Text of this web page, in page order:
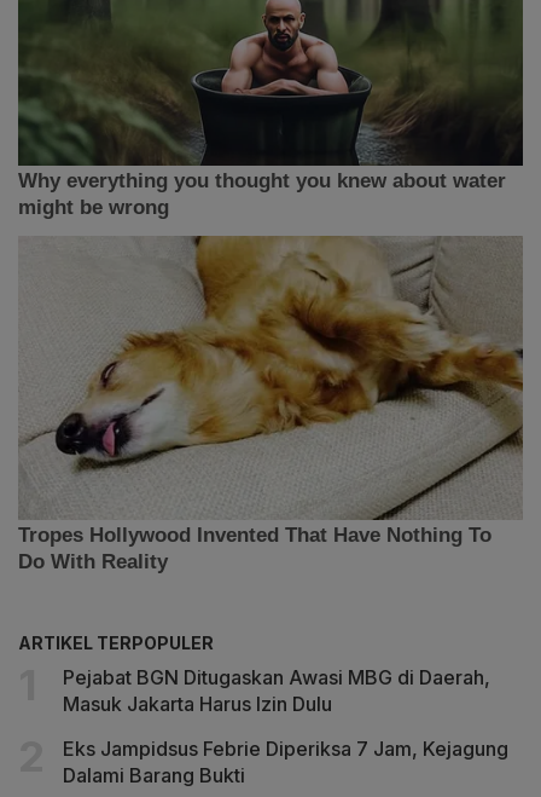
ARTIKEL TERPOPULER
Pejabat BGN Ditugaskan Awasi MBG di Daerah,
Masuk Jakarta Harus Izin Dulu
Eks Jampidsus Febrie Diperiksa 7 Jam, Kejagung
Dalami Barang Bukti